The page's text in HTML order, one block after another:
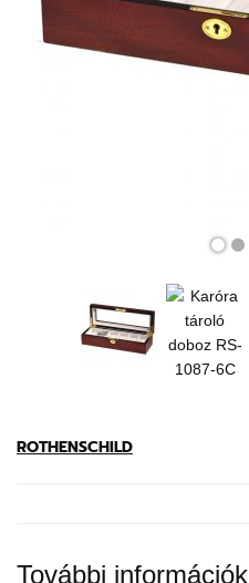
ROTHENSCHILD
További információk